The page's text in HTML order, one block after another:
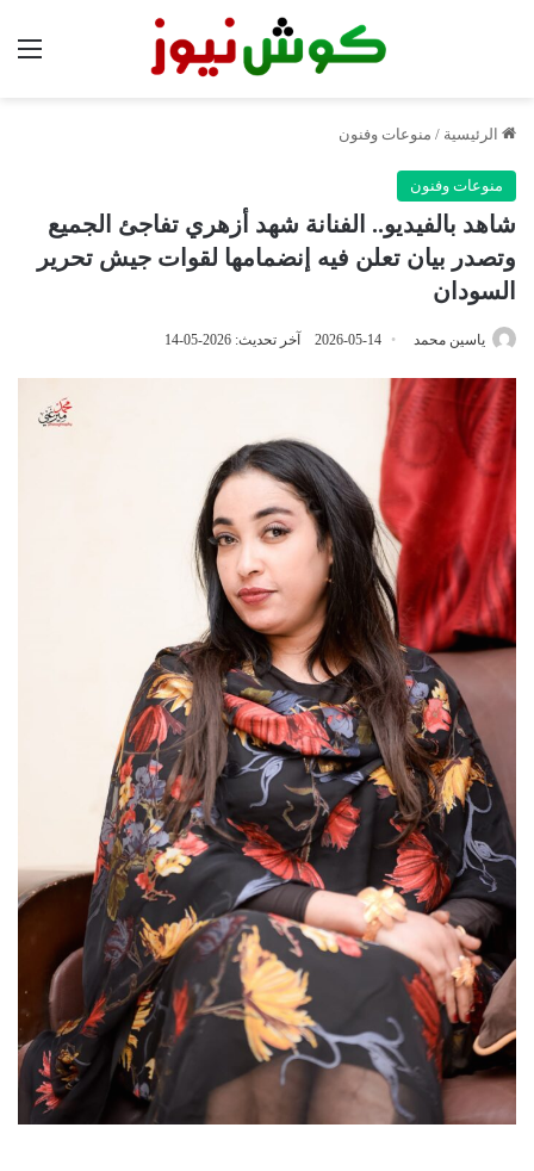
الرئيسية / منوعات وفنون
منوعات وفنون
شاهد بالفيديو.. الفنانة شهد أزهري تفاجئ الجميع
وتصدر بيان تعلن فيه إنضمامها لقوات جيش تحرير
السودان
ياسين محمد 2026-05-14 آخر تحديث: 2026-05-14